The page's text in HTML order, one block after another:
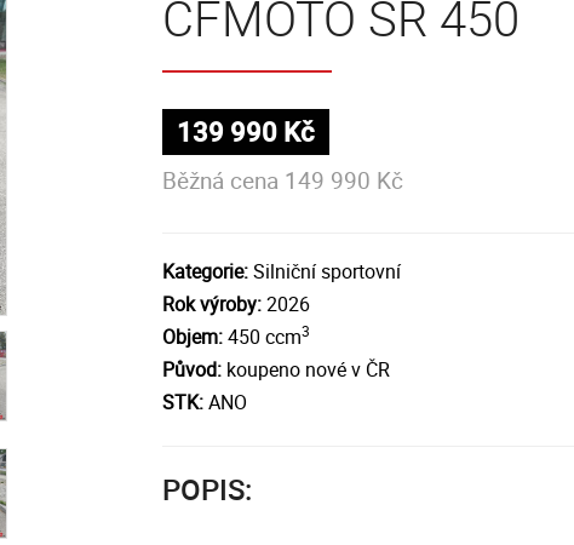
CFMOTO SR 450
139 990 Kč
Běžná cena 149 990 Kč
Kategorie:Silniční sportovní
Rok výroby:2026
Objem:450 ccm3
Původ:koupeno nové v ČR
STK:ANO
POPIS: